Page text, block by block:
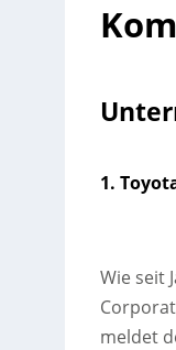
1.
Wie seit
meldet